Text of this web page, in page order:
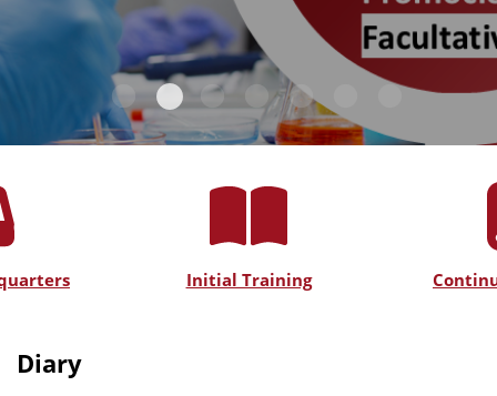
Initial Training
Diary